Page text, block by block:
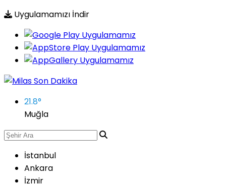
Uygulamamızı İndir
21.8°
Muğla
İstanbul
Ankara
İzmir